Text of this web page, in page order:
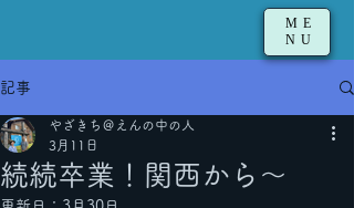
ME
NU
記事
続続卒業！関西から〜
やざきち＠えんの中の人
3月11日